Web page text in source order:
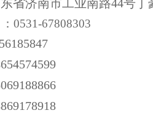
省济南市工业南路44号丁
：0531-67808303